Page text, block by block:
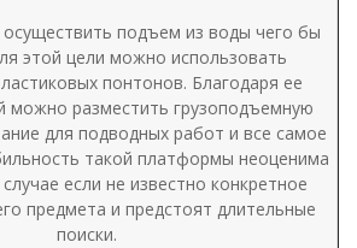
подъем из воды чего бы
этой цели можно использовать
понтонов. Благодаря ее
можно разместить грузоподъемную
для подводных работ и все самое
такой платформы неоценима
если не известно конкретное
предмета и предстоят длительные
поиски.